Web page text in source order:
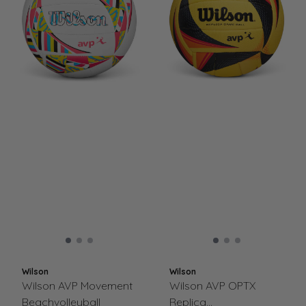
Wilson
Wilson AVP Movement
Beachvolleyball
Wilson
Wilson AVP OPTX
Replica